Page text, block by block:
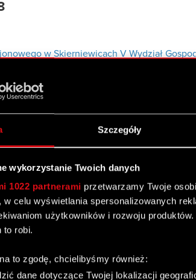
Szczegóły
wykorzystanie Twoich danych
1022 partnerami przetwarzamy Twoje
w celu wyświetlania spersonalizowanych
użytkowników i rozwoju
to robi.
to zgodę, chcielibyśmy również:
dane dotyczące Twojej lokalizacji
w Skierniewicach V Wydział
obowiązkowych składek ZUS za